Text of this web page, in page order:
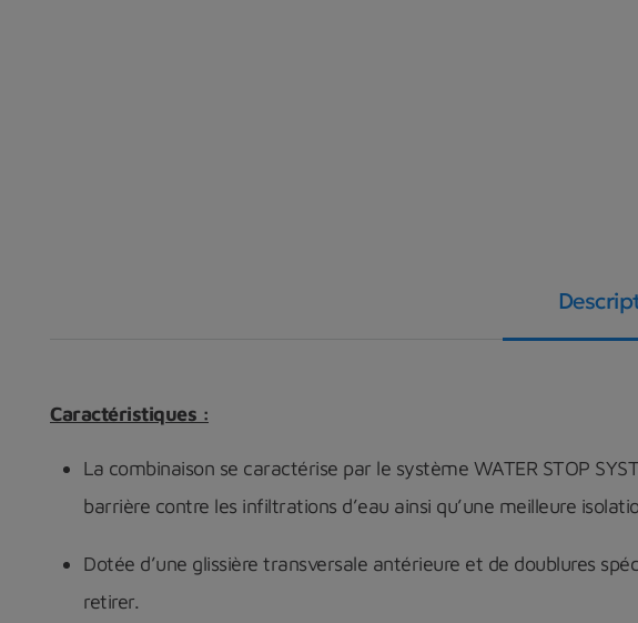
Caractéristiques :
La combinaison se caractérise par le système WATER STOP
barrière contre les infiltrations d’eau ainsi qu’une meilleure
Dotée d’une glissière transversale antérieure et de doublures
retirer.